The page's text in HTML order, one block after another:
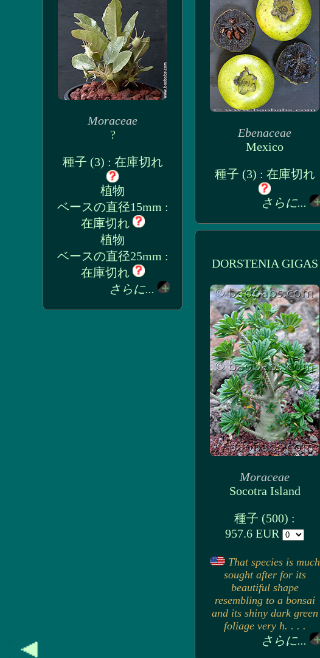
Ebenaceae
Mexico
種子 (3) : 在庫切れ
さらに...
Moraceae
?
種子 (3) : 在庫切れ
植物
ベースの直径15mm :
在庫切れ
植物
ベースの直径25mm :
在庫切れ
さらに...
DORSTENIA GIGAS
Moraceae
Socotra Island
種子 (500) :
957.6 EUR
That species is much
sought after for its
beautiful shape
resembling to a bonsai
and its shiny dark green
foliage very h. . . .
さらに...